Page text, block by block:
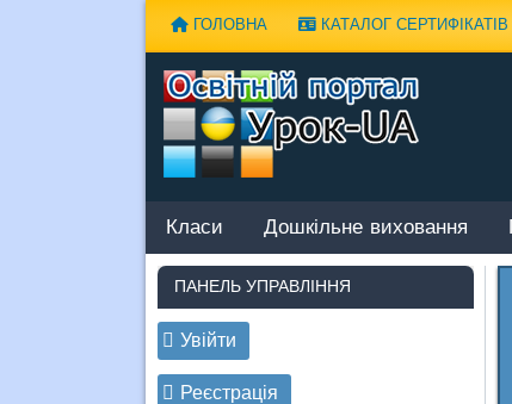
ГОЛОВНА КАТАЛОГ СЕРТИФІКАТІВ
Класи Дошкільне виховання
ПАНЕЛЬ УПРАВЛІННЯ
Увійти
Реєстрація